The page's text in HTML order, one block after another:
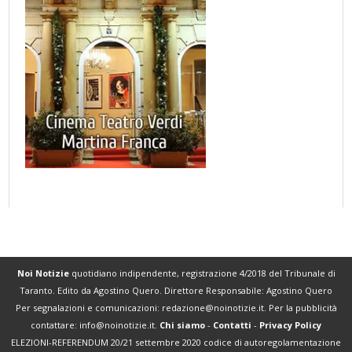
Noi Notiziequotidiano indipendente, registrazione 4/2018 del Tribunale di
Taranto. Edito da Agostino Quero. Direttore Responsabile: Agostino Quero
Per segnalazioni e comunicazioni: redazione@noinotizie.it. Per la pubblicità
contattare: info@noinotizie.it. Chi siamo - Contatti - Privacy Policy
ELEZIONI-REFERENDUM 20/21 settembre 2020 codice di autoregolamentazione